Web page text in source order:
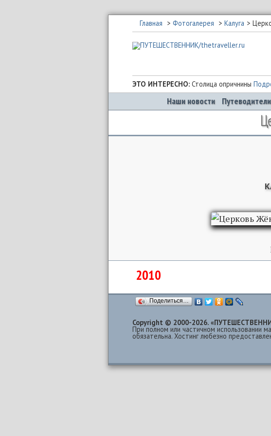
Главная Фотогалерея Калуга
ЭТО ИНТЕРЕСНО: Столица опричнины
Наши новости Путеводители
2010
Поделиться…
Copyright © 2000-2026.
При полном или частичном использовании
обязательна. Хостинг любезно